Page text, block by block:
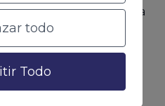
todo
Todo
ni se usan de la misma
oTikTok